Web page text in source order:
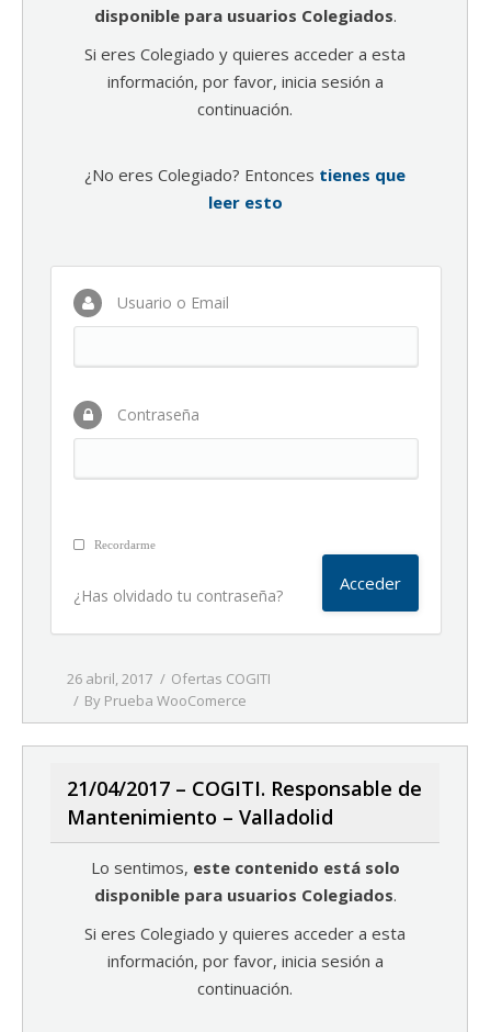
disponible para usuarios Colegiados.
Si eres Colegiado y quieres acceder a esta
información, por favor, inicia sesión a
continuación.
¿No eres Colegiado? Entonces tienes que
leer esto
Usuario o Email
Contraseña
Recordarme
¿Has olvidado tu contraseña?
26 abril, 2017
Ofertas COGITI
By Prueba WooComerce
21/04/2017 – COGITI. Responsable de
Mantenimiento – Valladolid
Lo sentimos, este contenido está solo
disponible para usuarios Colegiados.
Si eres Colegiado y quieres acceder a esta
información, por favor, inicia sesión a
continuación.